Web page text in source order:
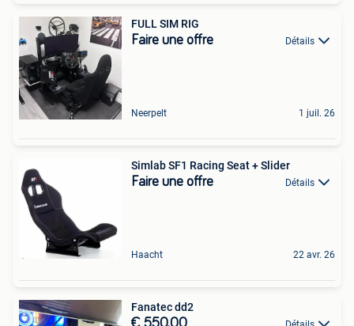
FULL SIM RIG
Faire une offre Détails
Neerpelt 1 juil. 26
Simlab SF1 Racing Seat + Slider
Faire une offre Détails
Haacht 22 avr. 26
Fanatec dd2